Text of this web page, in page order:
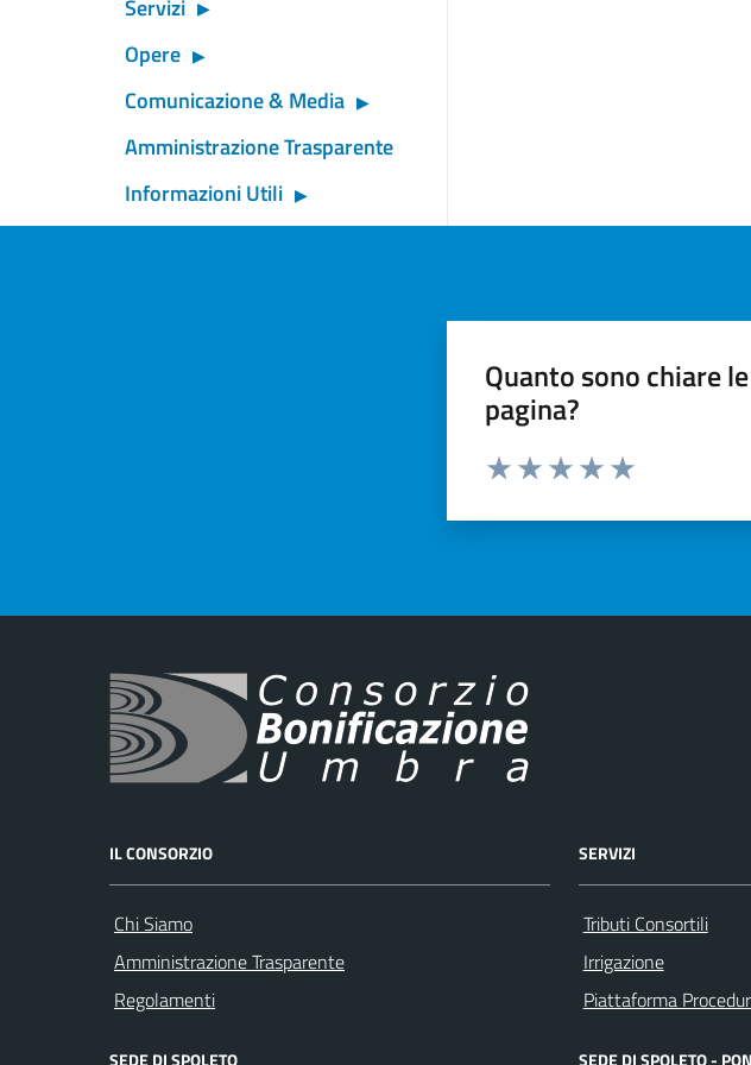
Servizi
Opere
Comunicazione & Media
Amministrazione Trasparente
Informazioni Utili
Quanto sono chiare
pagina?
IL CONSORZIO
Chi Siamo
Amministrazione Trasparente
Regolamenti
SEDE DI SPOLETO
SERVIZI
Tributi Consortili
Irrigazione
Piattaforma
SEDE DI SPOLETO -